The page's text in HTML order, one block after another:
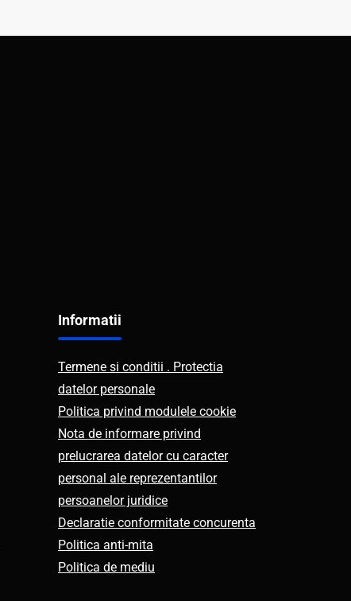
Informatii
Termene si conditii . Protectia
datelor personale
Politica privind modulele cookie
Nota de informare privind
prelucrarea datelor cu caracter
personal ale reprezentantilor
persoanelor juridice
Declaratie conformitate concurenta
Politica anti-mita
Politica de mediu